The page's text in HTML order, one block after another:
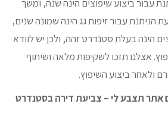
עבור ביצוע שיפוצים הינה שנה, ומשך
הניתנת עבור זיפות גג הינה שמונה שנים,
הינה בעלת סטנדרט זהה, ולכן יש לוודא
אצלנו תזכו לשקיפות מלאה ושיתוף
ולאחר ביצוע השיפוץ.
אתר תצבע לי – צביעת דירה בסטנדרט